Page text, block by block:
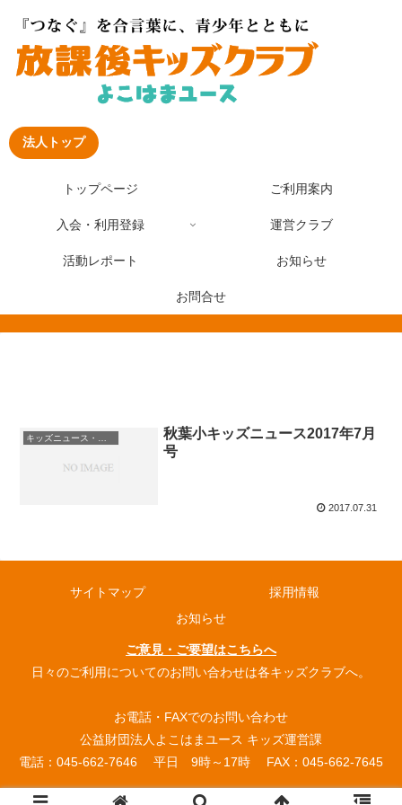
法人トップ
トップページ ご利用案内
入会・利用登録 運営クラブ
活動レポート お知らせ
お問合せ
キッズニュース・お知らせ
秋葉小キッズニュース2017年7月
号
2017.07.31
サイトマップ
採用情報
お知らせ
ご意見・ご要望はこちらへ
日々のご利用についてのお問い合わせは各キッズクラブへ。
お電話・FAXでのお問い合わせ
公益財団法人よこはまユース キッズ運営課
電話：045-662-7646 平日 9時～17時 FAX：045-662-7645